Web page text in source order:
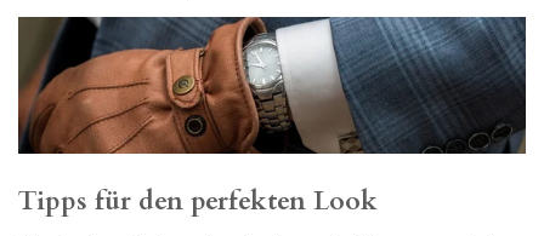
Tipps für den perfekten Look